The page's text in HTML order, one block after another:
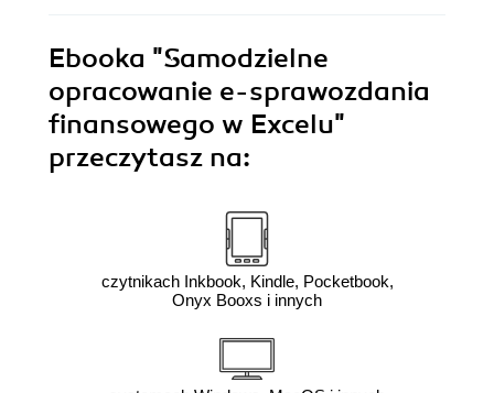
Ebooka "Samodzielne
opracowanie e-sprawozdania
finansowego w Excelu"
przeczytasz na:
czytnikach Inkbook, Kindle, Pocketbook,
Onyx Booxs i innych